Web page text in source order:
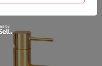
obniżki:1 600,00 zł 0%